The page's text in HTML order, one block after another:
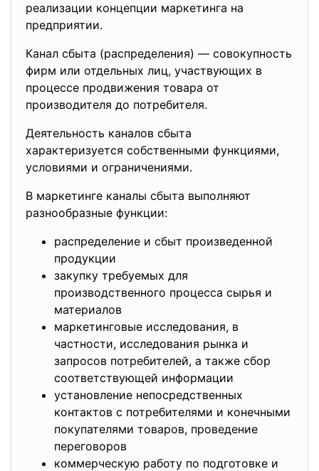
реализации концепции маркетинга на
предприятии.
Канал сбыта (распределения) — совокупность
фирм или отдельных лиц, участвующих в
процессе продвижения товара от
производителя до потребителя.
Деятельность каналов сбыта
характеризуется собственными функциями,
условиями и ограничениями.
В маркетинге каналы сбыта выполняют
разнообразные функции:
распределение и сбыт произведенной
продукции
закупку требуемых для
производственного процесса сырья и
материалов
маркетинговые исследования, в
частности, исследования рынка и
запросов потребителей, а также сбор
соответствующей информации
установление непосредственных
контактов с потребителями и конечными
покупателями товаров, проведение
переговоров
коммерческую работу по подготовке и